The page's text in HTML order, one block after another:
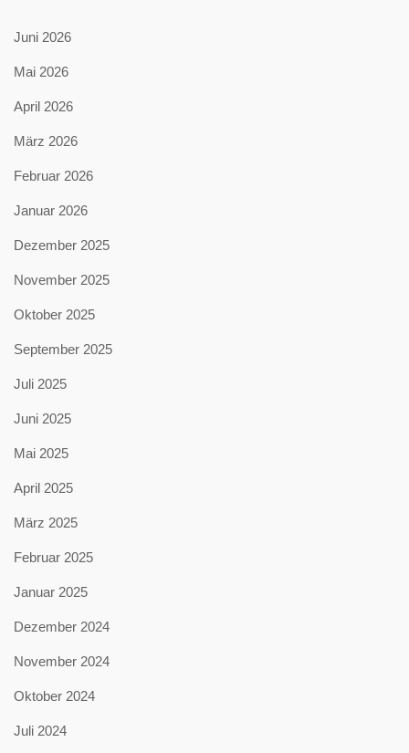
Juni 2026
Mai 2026
April 2026
März 2026
Februar 2026
Januar 2026
Dezember 2025
November 2025
Oktober 2025
September 2025
Juli 2025
Juni 2025
Mai 2025
April 2025
März 2025
Februar 2025
Januar 2025
Dezember 2024
November 2024
Oktober 2024
Juli 2024